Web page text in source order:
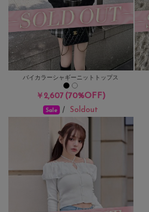
バイカラーシャギーニットトップス
￥2,607(70%OFF)
Sale /Soldout